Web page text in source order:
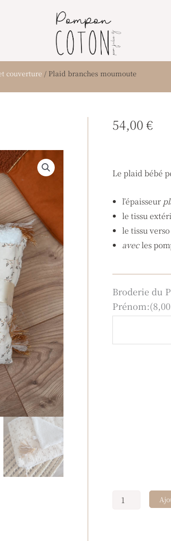
couverture / Plaid branches moumoute
54,00€
Le plaid bébé
l’épaisseur
le tissu
le tissu verso
avecles
Broderie du
Prénom:(8,00
quantité
de
Plaid